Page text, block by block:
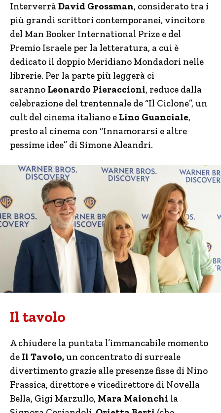
InterverràDavid Grossman, considerato tra i
più grandi scrittori contemporanei, vincitore
del Man Booker International Prize e del
Premio Israele per la letteratura, a cui è
dedicato il doppio Meridiano Mondadori nelle
librerie. Per la parte più leggerà ci
saranno Leonardo Pieraccioni, reduce dalla
celebrazione del trentennale de “Il Ciclone”, un
cult del cinema italiano e Lino Guanciale,
presto al cinema con “Innamorarsi e altre
pessime idee” di Simone Aleandri.
Il tavolo
A chiudere la puntata l’immancabile momento
de Il Tavolo,un concentrato di surreale
divertimento grazie alle presenze fisse di Nino
Frassica, direttore e vicedirettore di Novella
Bella, Gigi Marzullo, Mara Maionchi la